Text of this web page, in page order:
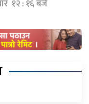
१२ : १६ बजे